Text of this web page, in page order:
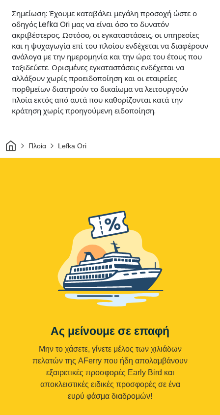
Σημείωση: Έχουμε καταβάλει μεγάλη προσοχή ώστε ο
οδηγός Lefka Ori μας να είναι όσο το δυνατόν
ακριβέστερος. Ωστόσο, οι εγκαταστάσεις, οι υπηρεσίες
και η ψυχαγωγία επί του πλοίου ενδέχεται να διαφέρουν
ανάλογα με την ημερομηνία και την ώρα του έτους που
ταξιδεύετε. Ορισμένες εγκαταστάσεις ενδέχεται να
αλλάξουν χωρίς προειδοποίηση και οι εταιρείες
πορθμείων διατηρούν το δικαίωμα να λειτουργούν
πλοία εκτός από αυτά που καθορίζονται κατά την
κράτηση χωρίς προηγούμενη ειδοποίηση.
ΣπίτιΠλοία Lefka Ori
Ας μείνουμε σε επαφή
Μην το χάσετε, γίνετε μέλος των χιλιάδων
πελατών της AFerry που ήδη απολαμβάνουν
εξαιρετικές προσφορές Early Bird και
αποκλειστικές ειδικές προσφορές σε ένα
ευρύ φάσμα διαδρομών!